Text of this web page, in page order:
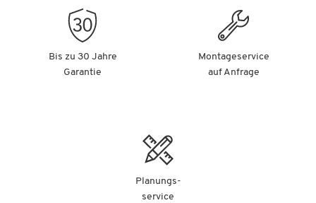
Bis zu 30 Jahre
Garantie
Montageservice
auf Anfrage
Planungs-
service